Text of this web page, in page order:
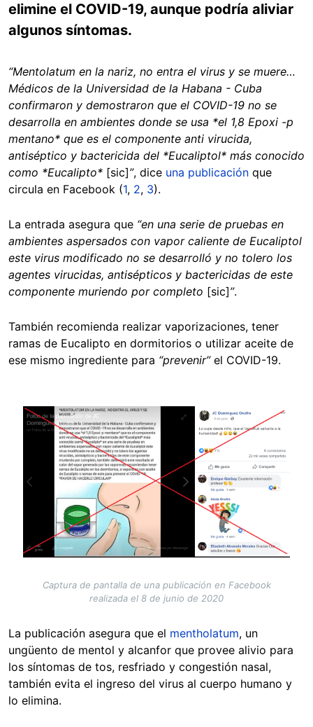
elimine el COVID-19, aunque podría aliviar
algunos síntomas.
“Mentolatum en la nariz, no entra el virus y se muere…
Médicos de la Universidad de la Habana - Cuba
confirmaron y demostraron que el COVID-19 no se
desarrolla en ambientes donde se usa *el 1,8 Epoxi -p
mentano* que es el componente anti virucida,
antiséptico y bactericida del *Eucaliptol* más conocido
como *Eucalipto* [sic]”, dice una publicación que
circula en Facebook (1, 2, 3).
La entrada asegura que “en una serie de pruebas en
ambientes aspersados con vapor caliente de Eucaliptol
este virus modificado no se desarrolló y no tolero los
agentes virucidas, antisépticos y bactericidas de este
componente muriendo por completo [sic]”.
También recomienda realizar vaporizaciones, tener
ramas de Eucalipto en dormitorios o utilizar aceite de
ese mismo ingrediente para “prevenir” el COVID-19.
Image
Captura de pantalla de una publicación en Facebook
realizada el 8 de junio de 2020
La publicación asegura que el mentholatum, un
ungüento de mentol y alcanfor que provee alivio para
los síntomas de tos, resfriado y congestión nasal,
también evita el ingreso del virus al cuerpo humano y
lo elimina.